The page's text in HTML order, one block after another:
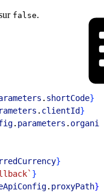
false.
. shortCode}
. clientId}
. parameters .
}
}
. proxyPath}